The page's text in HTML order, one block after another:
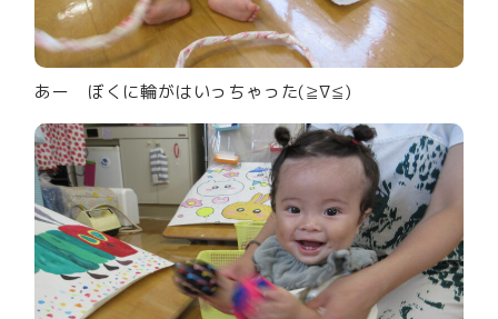
あー ぼくに輪がはいっちゃった(≧∇≦)